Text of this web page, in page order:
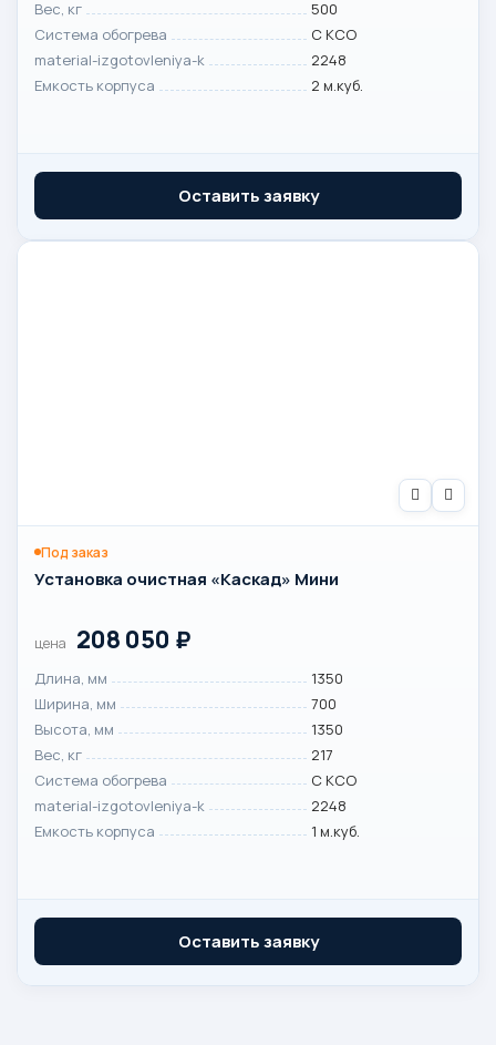
Вес, кг
500
Система обогрева
С КСО
material-izgotovleniya-k
2248
Емкость корпуса
2 м.куб.
Оставить заявку
Под заказ
Установка очистная «Каскад» Мини
цена 208 050 ₽
Длина, мм
1350
Ширина, мм
700
Высота, мм
1350
Вес, кг
217
Система обогрева
С КСО
material-izgotovleniya-k
2248
Емкость корпуса
1 м.куб.
Оставить заявку